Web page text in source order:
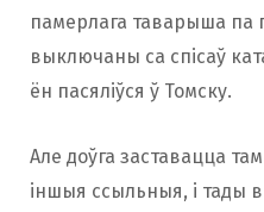
памерлага таварыша па
выключаны са спісаў
ён пасяліўся ў Томску.
Але доўга заставацца
іншыя ссыльныя, і тады